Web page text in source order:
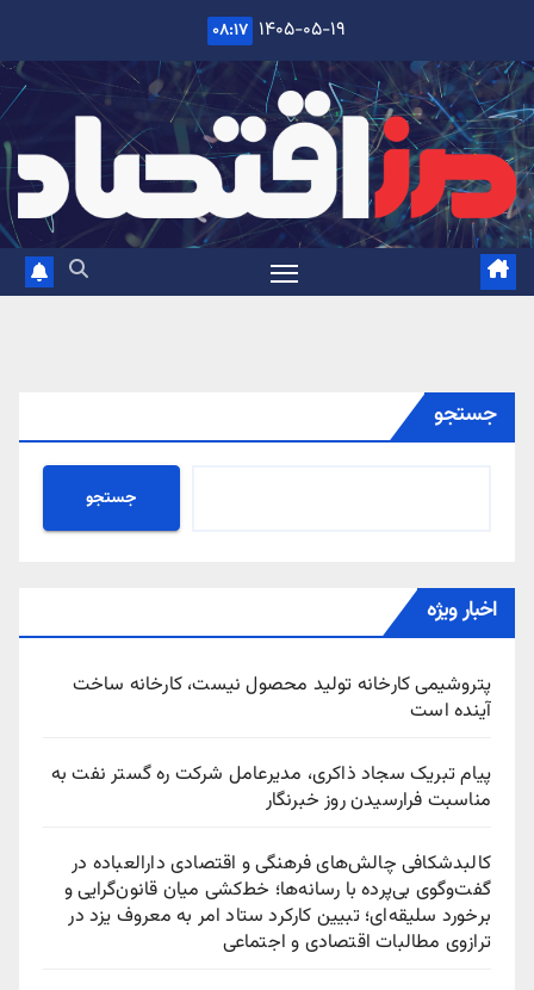
content
۱۴۰۵-۰۵-۱۹ ۰۸:۱۷
جستجو
جستجو
اخبار ویژه
پتروشیمی کارخانه تولید محصول نیست، کارخانه ساخت
آینده است
پیام تبریک سجاد ذاکری، مدیرعامل شرکت ره‌ گستر نفت به
مناسبت فرارسیدن روز خبرنگار
کالبدشکافی چالش‌های فرهنگی و اقتصادی دارالعباده در
گفت‌وگوی بی‌پرده با رسانه‌ها؛ خط‌کشی میان قانون‌گرایی و
برخورد سلیقه‌ای؛ تبیین کارکرد ستاد امر به معروف یزد در
ترازوی مطالبات اقتصادی و اجتماعی